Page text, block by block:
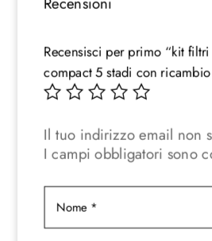
Recensisci per primo “kit
compact 5 stadi con
Il tuo indirizzo email non
I campi obbligatori sono